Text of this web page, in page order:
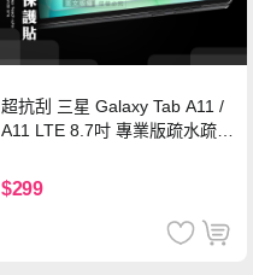
超抗刮 三星 Galaxy Tab A11 /
A11 LTE 8.7吋 專業版疏水疏油
$299